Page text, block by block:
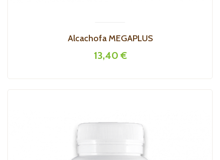
Alcachofa MEGAPLUS
13,40 €